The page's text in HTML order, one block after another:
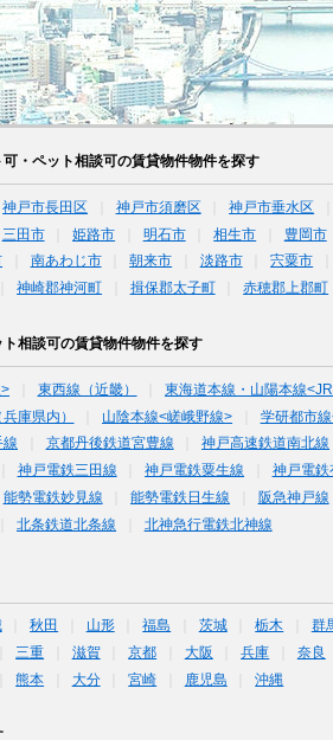
・ペット相談可の賃貸物件物件を探す
神戸市長田区 神戸市須磨区 神戸市垂水区
三田市 姫路市 明石市 相生市 豊岡市
南あわじ市 朝来市 淡路市 宍粟市
神崎郡神河町 揖保郡太子町 赤穂郡上郡町
相談可の賃貸物件物件を探す
東西線（近畿） 東海道本線・山陽本線
庫県内） 山陰本線<嵯峨野線> 学研都市
線
京都丹後鉄道宮豊線 神戸高速鉄道南北線
神戸電鉄三田線 神戸電鉄粟生線 神戸電鉄
能勢電鉄妙見線 能勢電鉄日生線 阪急神戸線
北条鉄道北条線 北神急行電鉄北神線
秋田 山形 福島 茨城 栃木 群
三重 滋賀 京都 大阪 兵庫 奈良
熊本 大分 宮崎 鹿児島 沖縄